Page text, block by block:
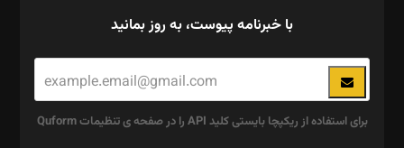
با خبرنامه پیوست، به روز بمانید
برای استفاده از ریکپچا بایستی کلید API را در صفحه ی تنظیمات Quform